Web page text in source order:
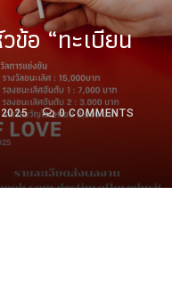
อ “ทะเบียน
0COMMENTS